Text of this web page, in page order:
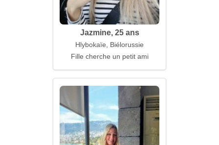
Jazmine, 25 ans
Hlybokaïe, Biélorussie
Fille cherche un petit ami